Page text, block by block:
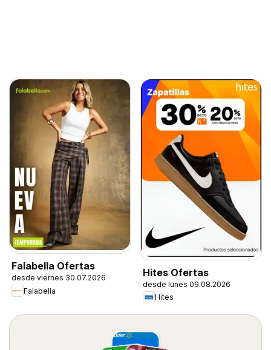
Falabella Ofertas
desde viernes 30.07.2026
Falabella
Hites Ofertas
desde lunes 09.08.2026
Hites